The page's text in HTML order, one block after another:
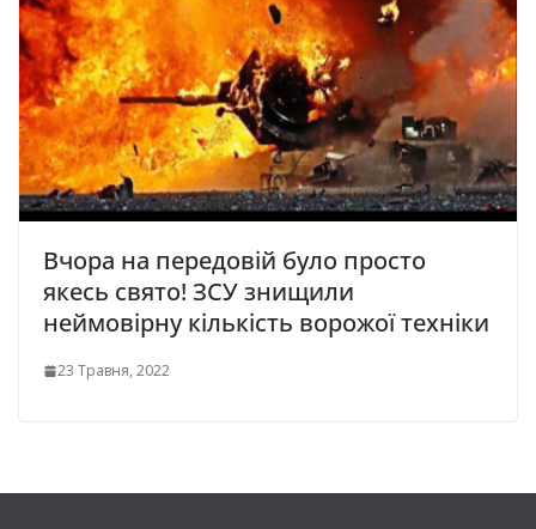
Вчора на передовій було просто
якесь свято! ЗСУ знищили
неймовірну кількість ворожої техніки
23 Травня, 2022